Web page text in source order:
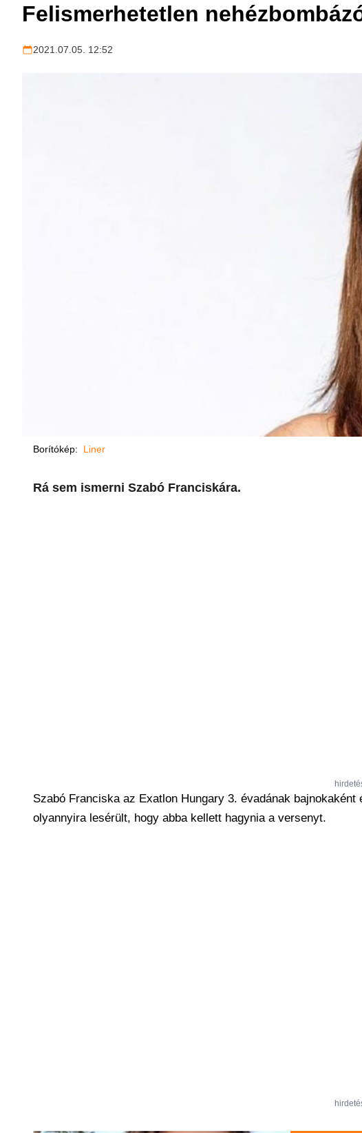
Felismerhetetlen
2021.07.05. 12:52
Borítókép: Liner
Rá sem ismerni Szabó Franciskára.
Szabó Franciska az Exatlon Hungary 3. évadának
olyannyira lesérült, hogy abba kellett hagynia a versenyt.